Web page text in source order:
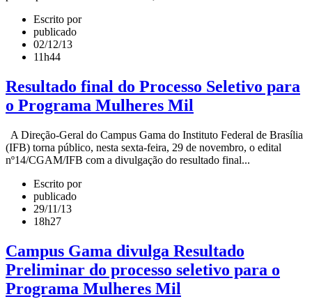
Escrito por
publicado
02/12/13
11h44
Resultado final do Processo Seletivo para
o Programa Mulheres Mil
A Direção-Geral do Campus Gama do Instituto Federal de Brasília
(IFB) torna público, nesta sexta-feira, 29 de novembro, o edital
nº14/CGAM/IFB com a divulgação do resultado final...
Escrito por
publicado
29/11/13
18h27
Campus Gama divulga Resultado
Preliminar do processo seletivo para o
Programa Mulheres Mil